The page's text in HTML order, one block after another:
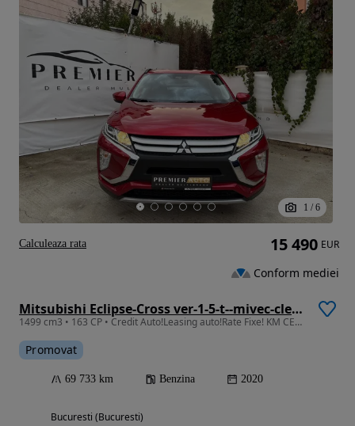
1 / 6
Mitsubishi Eclipse-Cross ver-1-5-t--mivec-cleartec-2wd-activeplus
1499 cm3 • 163 CP • Credit Auto!Leasing auto!Rate Fixe! KM CERTIFICATI!
Promovat
69 733 km Benzina 2020
Bucuresti (Bucuresti)
15 490 EUR
Conform mediei
Calculeaza rata